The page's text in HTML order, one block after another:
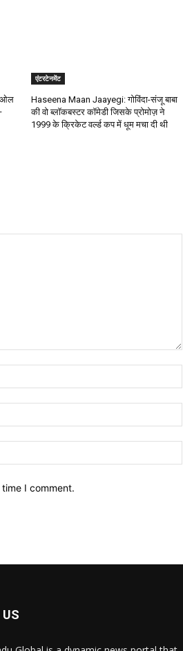
एंटरटेनमेंट
Haseena Maan Jaayegi: गोविंदा-संजू बाबा
की वो ब्लॉकबस्टर कॉमेडी जिसके प्रोमोज़ ने
1999 के क्रिकेट वर्ल्ड कप में धूम मचा दी थी
I comment.